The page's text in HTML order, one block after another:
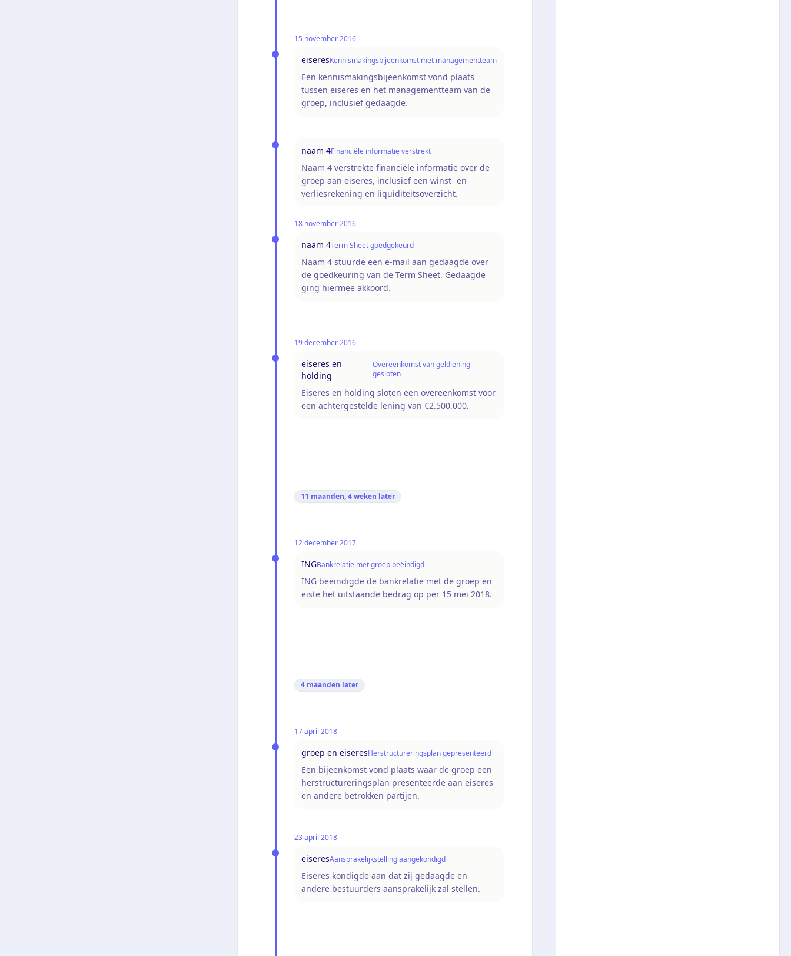
15 november 2016
eiseresKennismakingsbijeenkomst met managementteam
Een kennismakingsbijeenkomst vond plaats
tussen eiseres en het managementteam van de
groep, inclusief gedaagde.
naam 4Financiële informatie verstrekt
Naam 4 verstrekte financiële informatie over de
groep aan eiseres, inclusief een winst- en
verliesrekening en liquiditeitsoverzicht.
18 november 2016
naam 4Term Sheet goedgekeurd
Naam 4 stuurde een e-mail aan gedaagde over
de goedkeuring van de Term Sheet. Gedaagde
ging hiermee akkoord.
19 december 2016
eiseres en
holding
Overeenkomst van geldlening
gesloten
Eiseres en holding sloten een overeenkomst voor
een achtergestelde lening van €2.500.000.
11 maanden, 4 weken later
12 december 2017
INGBankrelatie met groep beëindigd
ING beëindigde de bankrelatie met de groep en
eiste het uitstaande bedrag op per 15 mei 2018.
4 maanden later
17 april 2018
groep en eiseresHerstructureringsplan gepresenteerd
Een bijeenkomst vond plaats waar de groep een
herstructureringsplan presenteerde aan eiseres
en andere betrokken partijen.
23 april 2018
eiseresAansprakelijkstelling aangekondigd
Eiseres kondigde aan dat zij gedaagde en
andere bestuurders aansprakelijk zal stellen.